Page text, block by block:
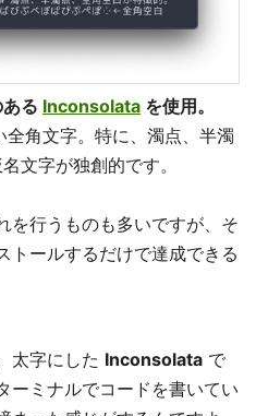
る Inconsolata を使用。
角文字。特に、濁点、半濁
文字が独創的です。
を行うものも多いですが、そ
トールするだけで達成できる
太字にした Inconsolata で
ーミナルでコードを書いてい